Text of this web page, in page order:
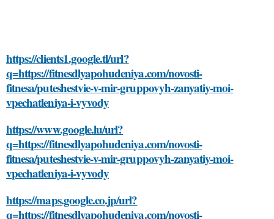
https://clients1.google.tl/url?
q=https://fitnesdlyapohudeniya.com/novosti-
fitnesa/puteshestvie-v-mir-gruppovyh-zanyatiy-moi-
vpechatleniya-i-vyvody
https://www.google.lu/url?
q=https://fitnesdlyapohudeniya.com/novosti-
fitnesa/puteshestvie-v-mir-gruppovyh-zanyatiy-moi-
vpechatleniya-i-vyvody
https://maps.google.co.jp/url?
q=https://fitnesdlyapohudeniya.com/novosti-